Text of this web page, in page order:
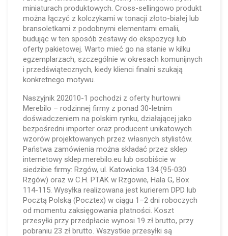
miniaturach produktowych. Cross-sellingowo produkt
można łączyć z kolczykami w tonacji złoto-białej lub
bransoletkami z podobnymi elementami emalii,
budując w ten sposób zestawy do ekspozycji lub
oferty pakietowej. Warto mieć go na stanie w kilku
egzemplarzach, szczególnie w okresach komunijnych
i przedświątecznych, kiedy klienci finalni szukają
konkretnego motywu.
Naszyjnik 202010-1 pochodzi z oferty hurtowni
Merebilo – rodzinnej firmy z ponad 30-letnim
doświadczeniem na polskim rynku, działającej jako
bezpośredni importer oraz producent unikatowych
wzorów projektowanych przez własnych stylistów.
Państwa zamówienia można składać przez sklep
internetowy sklep.merebilo.eu lub osobiście w
siedzibie firmy: Rzgów, ul. Katowicka 134 (95-030
Rzgów) oraz w C.H. PTAK w Rzgowie, Hala G, Box
114-115. Wysyłka realizowana jest kurierem DPD lub
Pocztą Polską (Pocztex) w ciągu 1–2 dni roboczych
od momentu zaksięgowania płatności. Koszt
przesyłki przy przedpłacie wynosi 19 zł brutto, przy
pobraniu 23 zł brutto. Wszystkie przesyłki są